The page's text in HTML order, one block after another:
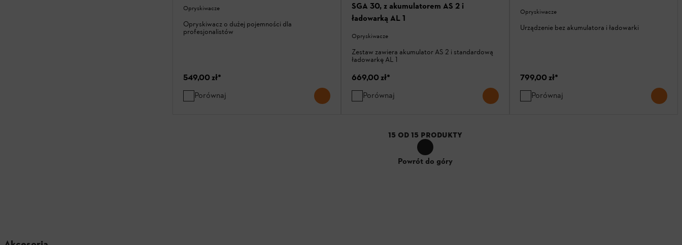
Opryskiwacze
Opryskiwacz o dużej pojemności dla
profesjonalistów
549,00 zł*
Porównaj
SGA 30, z akumulatorem AS 2 i
ładowarką AL 1
Opryskiwacze
Zestaw zawiera akumulator AS 2 i standardową
ładowarkę AL 1
669,00 zł*
Porównaj
Opryskiwacze
Urządzenie bez akumulatora i ładowarki
799,00 zł*
Porównaj
15 OD 15 PRODUKTY
Powrót do góry